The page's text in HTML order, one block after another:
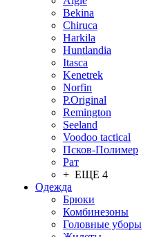
Bekina
Chiruсa
Harkila
Huntlandia
Itasca
Kenetrek
Norfin
P.Original
Remington
Seeland
Voodoo tactical
Псков-Полимер
Рат
+ ЕЩЕ 4
Одежда
Брюки
Комбинезоны
Головные уборы